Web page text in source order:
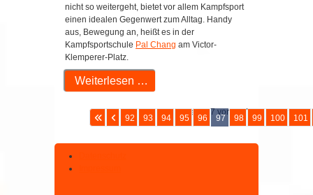
nicht so weitergeht, bietet vor allem Kampfsport
einen idealen Gegenwert zum Alltag. Handy
aus, Bewegung an, heißt es in der
Kampfsportschule Pal Chang am Victor-
Klemperer-Platz.
Weiterlesen …
Seite 97 von 207
92 93 94 95 96 97 98 99 100 101